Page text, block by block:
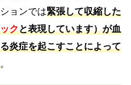
ョンでは緊張して収縮した
クと表現しています）が血
炎症を起こすことによって
。